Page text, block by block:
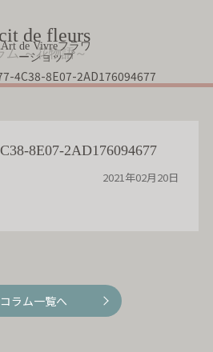
de fleurs
ム ～花物語～
8E07-2AD176094677
2021年02月20日
コラム一覧へ